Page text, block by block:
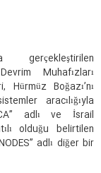
Muhafızları
Hürmüz Boğazı’nı
aracılığıyla
adlı ve İsrail
olduğu belirtilen
adlı diğer bir